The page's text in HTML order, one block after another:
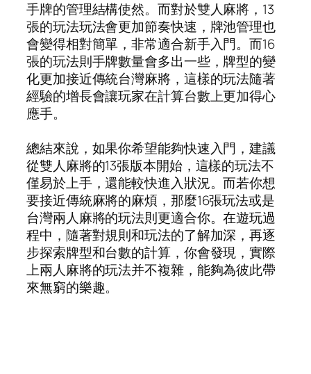
手牌的管理結構使然。而對於雙人麻將，13
張的玩法玩法會更加節奏快速，牌池管理也
會變得相對簡單，非常適合新手入門。而16
張的玩法則手牌數量會多出一些，牌型的變
化更加接近傳統台灣麻將，這樣的玩法隨著
經驗的增長會讓玩家在計算台數上更加得心
應手。
總結來說，如果你希望能夠快速入門，建議
從雙人麻將的13張版本開始，這樣的玩法不
僅易於上手，還能較快進入狀況。而若你想
要接近傳統麻將的麻煩，那麼16張玩法或是
台灣兩人麻將的玩法則更適合你。在遊玩過
程中，隨著對規則和玩法的了解加深，再逐
步探索牌型和台數的計算，你會發現，實際
上兩人麻將的玩法并不複雜，能夠為彼此帶
來無窮的樂趣。